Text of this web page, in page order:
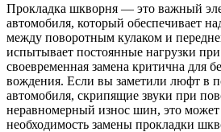
(
картон
)
Прокладка шкворня — это важный
автомобиля, который обеспечивает
между поворотным кулаком и
испытывает постоянные нагрузки
своевременная замена критична для
вождения. Если вы заметили люфт в
автомобиля, скрипящие звуки при
неравномерный износ шин, это может
необходимость замены прокладки